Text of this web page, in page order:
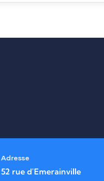
Adresse
52 rue d'Emerainville